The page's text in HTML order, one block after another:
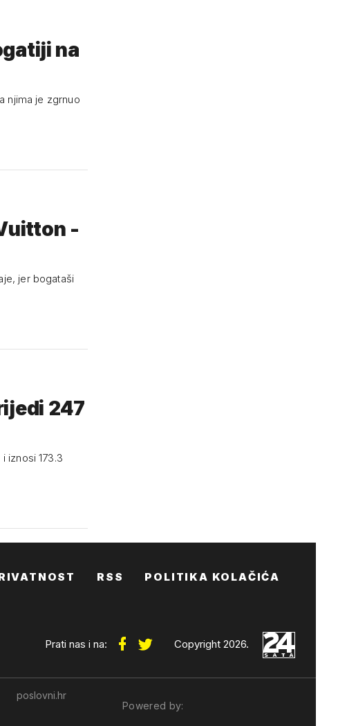
na
njima je zgrnuo
-
jer bogataši
247
iznosi 173.3
RSS POLITIKA KOLAČIĆA
Prati nas i na: Copyright 2026.
poslovni.hr
Powered by: